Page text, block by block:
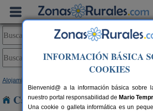
Alojamientos
Casas Rurales cerca de
INFORMACIÓN BÁSICA
COOKIES
Bienvenid@ a la información básica sobre
nuestro portal responsabilidad de Mario
Una cookie o galleta informática es un